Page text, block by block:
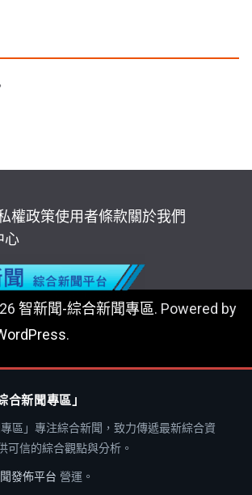
權政策使用者條款關於我們
心
智新聞-綜合新聞專區. Powered by
.
合新聞專區」
專區」專注綜合新聞，致力傳遞最新綜合資
可信的綜合觀點與分析。
發佈平台 營運。